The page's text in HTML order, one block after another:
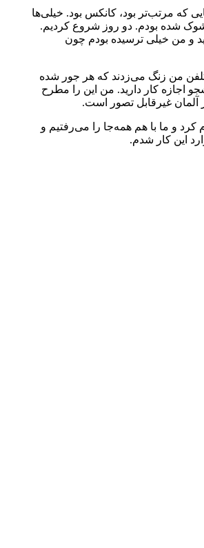
که مرتب‌تر بود، کانکس بود. خیلی‌ها
شوک شده بودم. دو روز شروع کردیم.
و من خیلی ترسیده بودم چون
بشود و می‌خواستم تحقیق بکنم و اطلاعات بدست بیاورم از دوستم که رفته ببینم واقعا داستان چیست. آپریل ۲۰۱۵ هی به تلفن من زنگ می‌زدند که هر جور شده
کار نداشتم یعنی ۱۲۰ روز تمام وقت و ۲۴۰ روز پاره‌وقت به عنوان دانشجو اجازه کار دارید. من این را مطرح
آلمان غیرقابل تصور است.
و ما با هم همه‌جا را می‌رفتیم و
این کار شدم.